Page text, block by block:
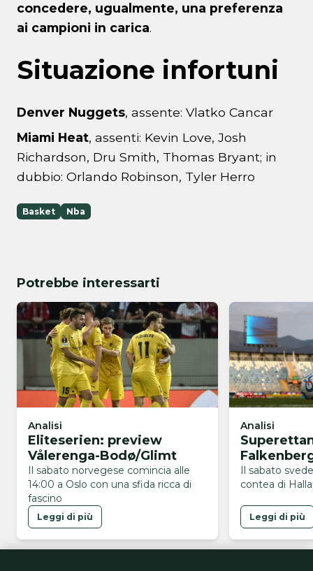
concedere, ugualmente, una preferenza
ai campioni in carica.
Situazione infortuni
Denver Nuggets, assente: Vlatko Cancar
Miami Heat, assenti: Kevin Love, Josh
Richardson, Dru Smith, Thomas Bryant; in
dubbio: Orlando Robinson, Tyler Herro
Basket Nba
Potrebbe interessarti
Analisi
Eliteserien: preview
Vålerenga-Bodø/Glimt
Il sabato norvegese comincia alle
14:00 a Oslo con una sfida ricca di
fascino
Leggi di più
Analisi
Il sabato
contea di
Leggi di più